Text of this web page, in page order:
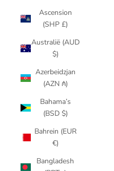
Ascension
(SHP £)
Australië (AUD
$)
Azerbeidzjan
(AZN ₼)
Bahama’s
(BSD $)
Bahrein (EUR
€)
Bangladesh